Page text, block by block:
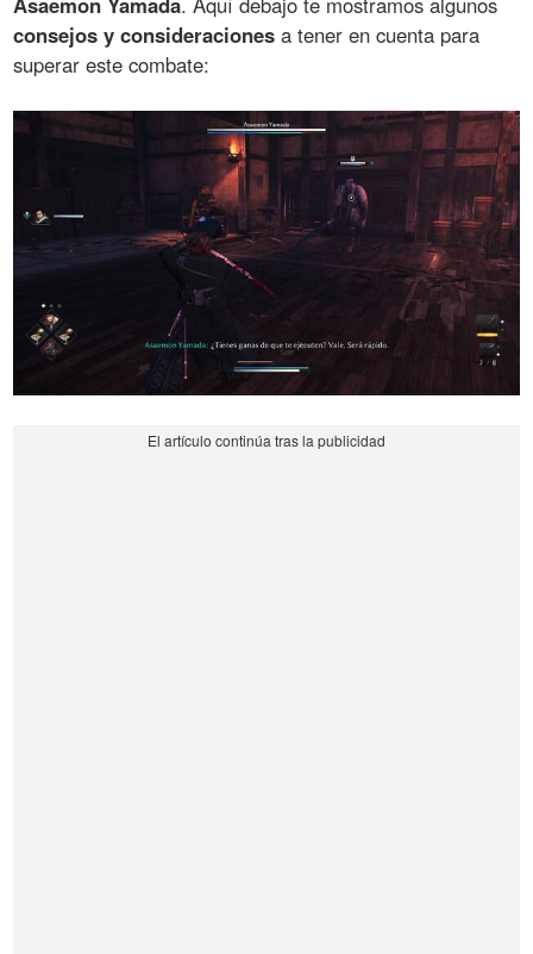
consejos y consideraciones a tener en cuenta para
superar este combate: